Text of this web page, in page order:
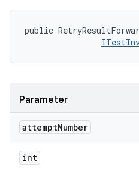
public
Parameter
attemptNumber
int